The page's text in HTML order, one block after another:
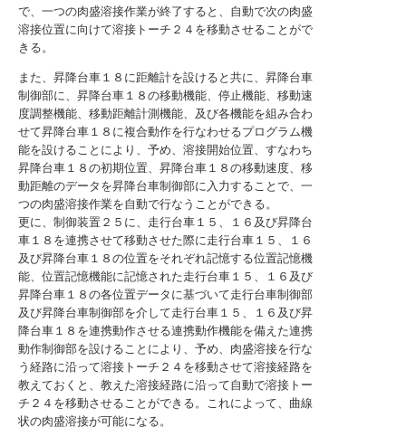
で、一つの肉盛溶接作業が終了すると、自動で次の肉盛
溶接位置に向けて溶接トーチ２４を移動させることがで
きる。
また、昇降台車１８に距離計を設けると共に、昇降台車
制御部に、昇降台車１８の移動機能、停止機能、移動速
度調整機能、移動距離計測機能、及び各機能を組み合わ
せて昇降台車１８に複合動作を行なわせるプログラム機
能を設けることにより、予め、溶接開始位置、すなわち
昇降台車１８の初期位置、昇降台車１８の移動速度、移
動距離のデータを昇降台車制御部に入力することで、一
つの肉盛溶接作業を自動で行なうことができる。
更に、制御装置２５に、走行台車１５、１６及び昇降台
車１８を連携させて移動させた際に走行台車１５、１６
及び昇降台車１８の位置をそれぞれ記憶する位置記憶機
能、位置記憶機能に記憶された走行台車１５、１６及び
昇降台車１８の各位置データに基づいて走行台車制御部
及び昇降台車制御部を介して走行台車１５、１６及び昇
降台車１８を連携動作させる連携動作機能を備えた連携
動作制御部を設けることにより、予め、肉盛溶接を行な
う経路に沿って溶接トーチ２４を移動させて溶接経路を
教えておくと、教えた溶接経路に沿って自動で溶接トー
チ２４を移動させることができる。これによって、曲線
状の肉盛溶接が可能になる。